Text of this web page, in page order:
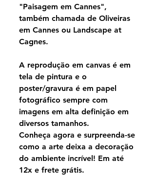
"Paisagem em Cannes",
também chamada de Oliveiras
em Cannes ou Landscape at
Cagnes.
A reprodução em canvas é em
tela de pintura e o
poster/gravura é em papel
fotográfico sempre com
imagens em alta definição em
diversos tamanhos.
Conheça agora e surpreenda-se
como a arte deixa a decoração
do ambiente incrível! Em até
12x e frete grátis.